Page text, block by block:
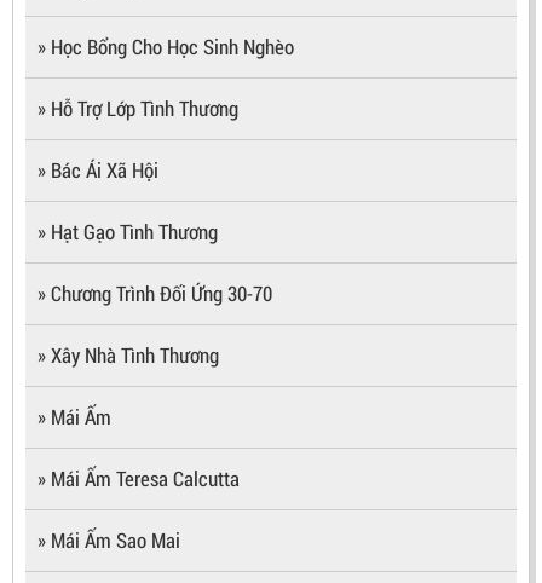
» Học Bổng Cho Học Sinh Nghèo
» Hỗ Trợ Lớp Tình Thương
» Bác Ái Xã Hội
» Hạt Gạo Tình Thương
» Chương Trình Đối Ứng 30-70
» Xây Nhà Tình Thương
» Mái Ấm
» Mái Ấm Teresa Calcutta
» Mái Ấm Sao Mai